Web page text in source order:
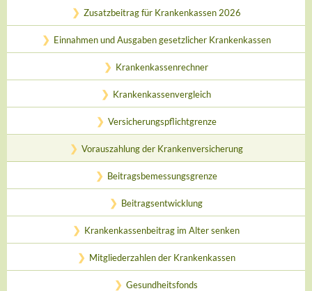
Zusatzbeitrag für Krankenkassen 2026
Einnahmen und Ausgaben gesetzlicher Krankenkassen
Krankenkassenrechner
Krankenkassenvergleich
Versicherungspflichtgrenze
Vorauszahlung der Krankenversicherung
Beitragsbemessungsgrenze
Beitragsentwicklung
Krankenkassenbeitrag im Alter senken
Mitgliederzahlen der Krankenkassen
Gesundheitsfonds